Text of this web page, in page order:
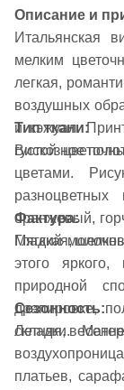
Описание и
Итальянская
мелким
легкая,
воздушных
и кэжуал.
густой
цветами.
оранжевый,
Мягкий
этого яркого,
природной
драпировке,
складки.
платьев,
Тип ткани:
Вискозное
Фактура:
Гладкая,
Сезонность:
Летняя,